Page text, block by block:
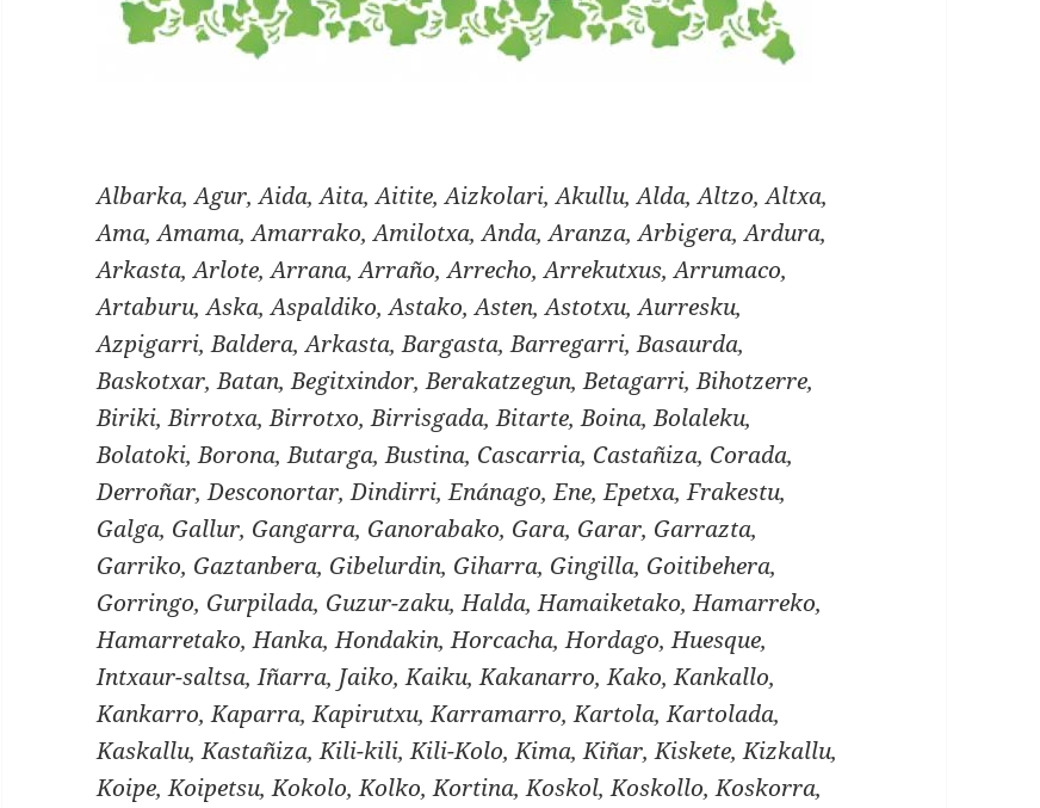
Albarka, Agur, Aida, Aita, Aitite, Aizkolari, Akullu, Alda, Altzo, Altxa,
Ama, Amama, Amarrako, Amilotxa, Anda, Aranza, Arbigera, Ardura,
Arkasta, Arlote, Arrana, Arraño, Arrecho, Arrekutxus, Arrumaco,
Artaburu, Aska, Aspaldiko, Astako, Asten, Astotxu, Aurresku,
Azpigarri, Baldera, Arkasta, Bargasta, Barregarri, Basaurda,
Baskotxar, Batan, Begitxindor, Berakatzegun, Betagarri, Bihotzerre,
Biriki, Birrotxa, Birrotxo, Birrisgada, Bitarte, Boina, Bolaleku,
Bolatoki, Borona, Butarga, Bustina, Cascarria, Castañiza, Corada,
Derroñar, Desconortar, Dindirri, Enánago, Ene, Epetxa, Frakestu,
Galga, Gallur, Gangarra, Ganorabako, Gara, Garar, Garrazta,
Garriko, Gaztanbera, Gibelurdin, Giharra, Gingilla, Goitibehera,
Gorringo, Gurpilada, Guzur-zaku, Halda, Hamaiketako, Hamarreko,
Hamarretako, Hanka, Hondakin, Horcacha, Hordago, Huesque,
Intxaur-saltsa, Iñarra, Jaiko, Kaiku, Kakanarro, Kako, Kankallo,
Kankarro, Kaparra, Kapirutxu, Karramarro, Kartola, Kartolada,
Kaskallu, Kastañiza, Kili-kili, Kili-Kolo, Kima, Kiñar, Kiskete, Kizkallu,
Koipe, Koipetsu, Kokolo, Kolko, Kortina, Koskol, Koskollo, Koskorra,